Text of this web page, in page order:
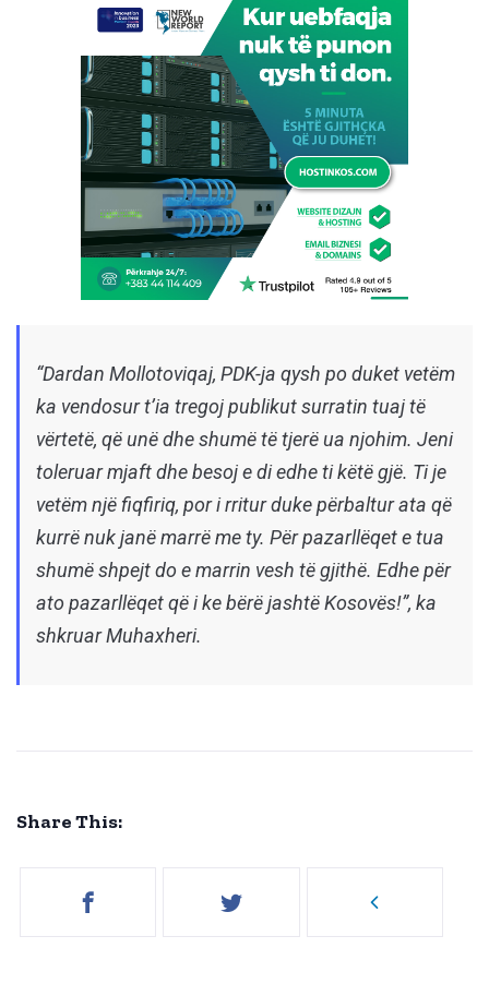
“Dardan Mollotoviqaj, PDK-ja qysh po duket vetëm
ka vendosur t’ia tregoj publikut surratin tuaj të
vërtetë, që unë dhe shumë të tjerë ua njohim. Jeni
toleruar mjaft dhe besoj e di edhe ti këtë gjë. Ti je
vetëm një fiqfiriq, por i rritur duke përbaltur ata që
kurrë nuk janë marrë me ty. Për pazarllëqet e tua
shumë shpejt do e marrin vesh të gjithë. Edhe për
ato pazarllëqet që i ke bërë jashtë Kosovës!”, ka
shkruar Muhaxheri.
Share This: